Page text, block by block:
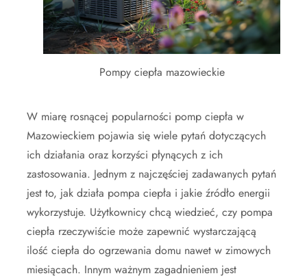
Pompy ciepła mazowieckie
W miarę rosnącej popularności pomp ciepła w
Mazowieckiem pojawia się wiele pytań dotyczących
ich działania oraz korzyści płynących z ich
zastosowania. Jednym z najczęściej zadawanych pytań
jest to, jak działa pompa ciepła i jakie źródło energii
wykorzystuje. Użytkownicy chcą wiedzieć, czy pompa
ciepła rzeczywiście może zapewnić wystarczającą
ilość ciepła do ogrzewania domu nawet w zimowych
miesiącach. Innym ważnym zagadnieniem jest